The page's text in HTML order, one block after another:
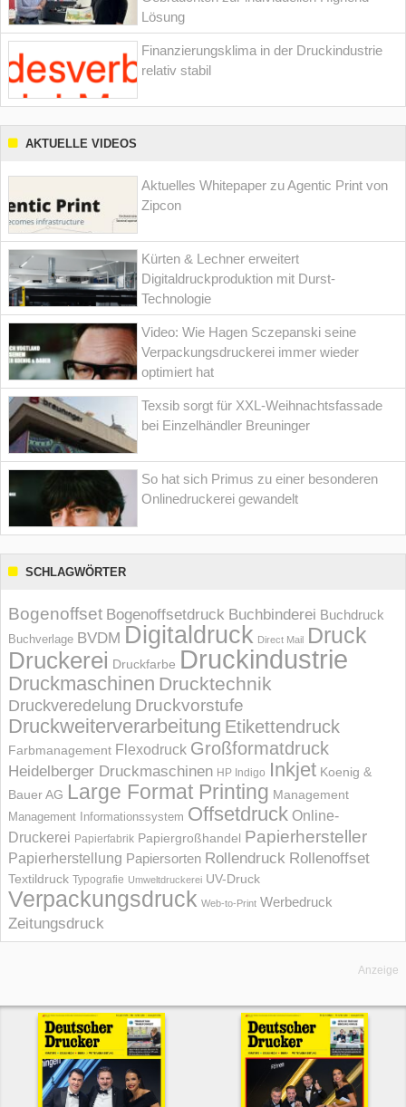
Lösung
Finanzierungsklima in der Druckindustrie
relativ stabil
AKTUELLE VIDEOS
Aktuelles Whitepaper zu Agentic Print von
Zipcon
Kürten & Lechner erweitert
Digitaldruckproduktion mit Durst-
Technologie
Video: Wie Hagen Sczepanski seine
Verpackungsdruckerei immer wieder
optimiert hat
Texsib sorgt für XXL-Weihnachtsfassade
bei Einzelhändler Breuninger
So hat sich Primus zu einer besonderen
Onlinedruckerei gewandelt
SCHLAGWÖRTER
Bogenoffset Bogenoffsetdruck Buchbinderei Buchdruck
Buchverlage BVDM Digitaldruck Direct Mail Druck
Druckerei Druckfarbe Druckindustrie
Druckmaschinen Drucktechnik
Druckveredelung Druckvorstufe
Druckweiterverarbeitung Etikettendruck
Farbmanagement Flexodruck Großformatdruck
Heidelberger Druckmaschinen HP Indigo Inkjet Koenig &
Bauer AG Large Format Printing Management
Management Informations­system Offsetdruck Online-
Druckerei Papierfabrik Papiergroßhandel Papierhersteller
Papierherstellung Papiersorten Rollendruck Rollenoffset
Textildruck Typografie Umweltdruckerei UV-Druck
Verpackungsdruck Web-to-Print Werbedruck
Zeitungsdruck
Anzeige